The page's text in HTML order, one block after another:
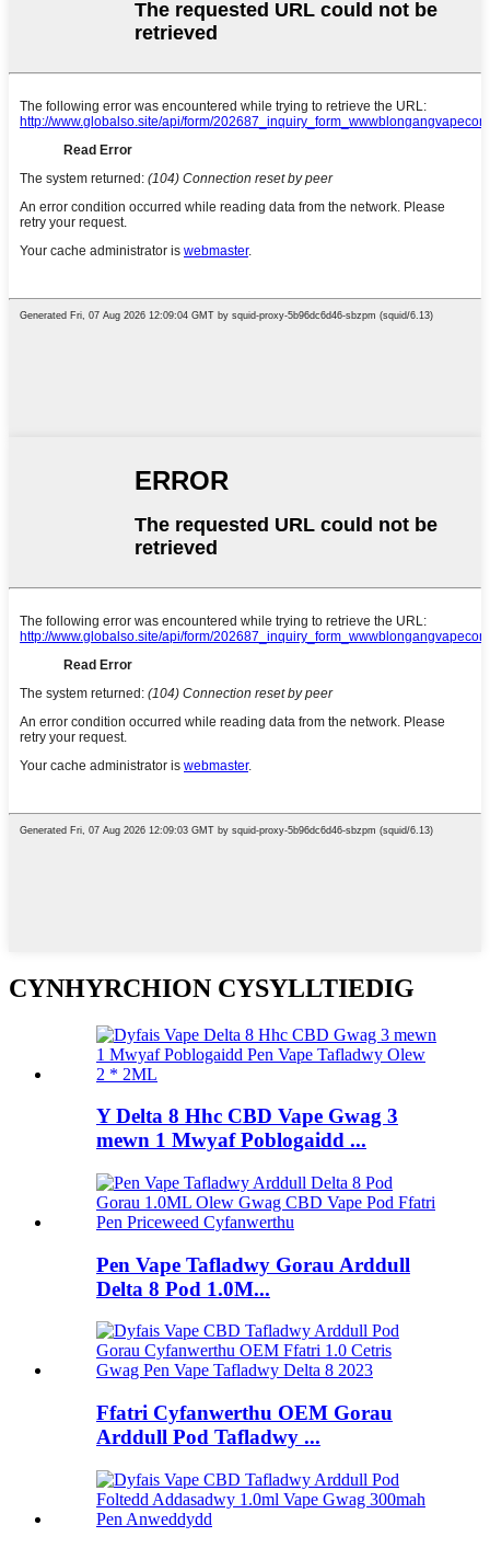
CYNHYRCHION CYSYLLTIEDIG
Y Delta 8 Hhc CBD Vape Gwag 3
mewn 1 Mwyaf Poblogaidd ...
Pen Vape Tafladwy Gorau Arddull
Delta 8 Pod 1.0M...
Ffatri Cyfanwerthu OEM Gorau
Arddull Pod Tafladwy ...